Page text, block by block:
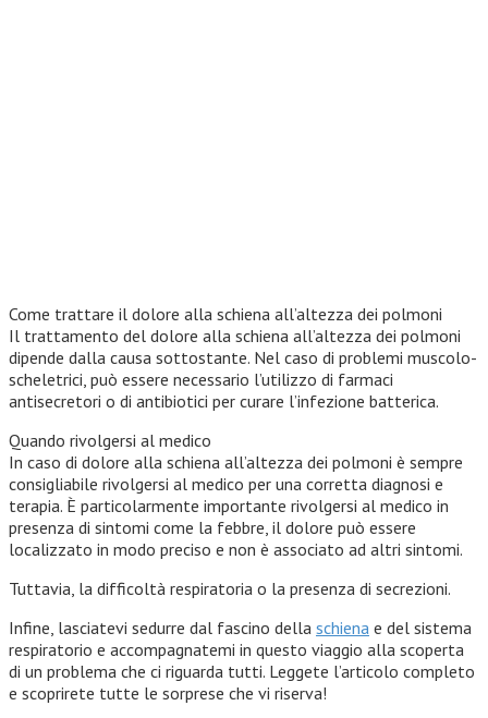
Come trattare il dolore alla schiena all’altezza dei polmoni
Il trattamento del dolore alla schiena all’altezza dei polmoni
dipende dalla causa sottostante. Nel caso di problemi muscolo-
scheletrici, può essere necessario l’utilizzo di farmaci
antisecretori o di antibiotici per curare l’infezione batterica.
Quando rivolgersi al medico
In caso di dolore alla schiena all’altezza dei polmoni è sempre
consigliabile rivolgersi al medico per una corretta diagnosi e
terapia. È particolarmente importante rivolgersi al medico in
presenza di sintomi come la febbre, il dolore può essere
localizzato in modo preciso e non è associato ad altri sintomi.
Tuttavia, la difficoltà respiratoria o la presenza di secrezioni.
Infine, lasciatevi sedurre dal fascino della schiena e del sistema
respiratorio e accompagnatemi in questo viaggio alla scoperta
di un problema che ci riguarda tutti. Leggete l’articolo completo
e scoprirete tutte le sorprese che vi riserva!